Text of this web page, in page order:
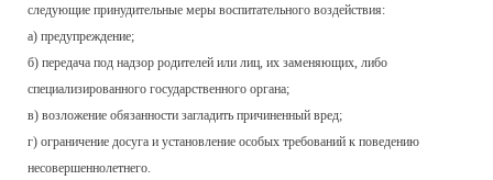
следующие принудительные меры воспитательного воздействия:
а) предупреждение;
б) передача под надзор родителей или лиц, их заменяющих, либо
специализированного государственного органа;
в) возложение обязанности загладить причиненный вред;
г) ограничение досуга и установление особых требований к поведению
несовершеннолетнего.